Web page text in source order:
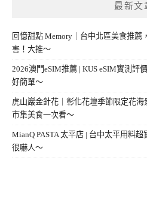
最新文
回憶甜點 Memory｜台中北區美食推
害！大推～
2026澳門eSIM推薦 | KUS eSIM實測評
好簡單～
虎山巖金針花｜彰化花壇季節限定花
市集美食一次看～
MianQ PASTA 太平店 | 台中太平用料
很嚇人～